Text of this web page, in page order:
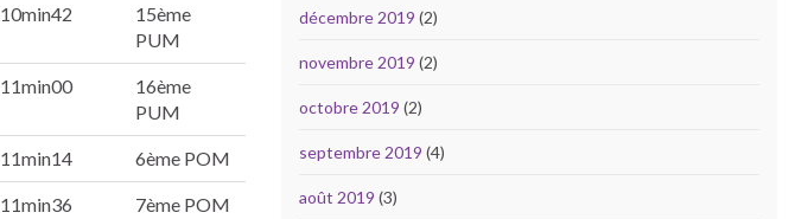
10min42
15ème
PUM
11min00
16ème
PUM
11min14 6ème POM
11min36 7ème POM
décembre 2019 (2)
novembre 2019 (2)
octobre 2019 (2)
septembre 2019 (4)
août 2019 (3)